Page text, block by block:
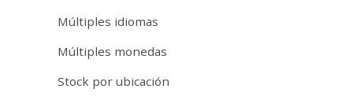
Múltiples idiomas
Múltiples monedas
Stock por ubicación